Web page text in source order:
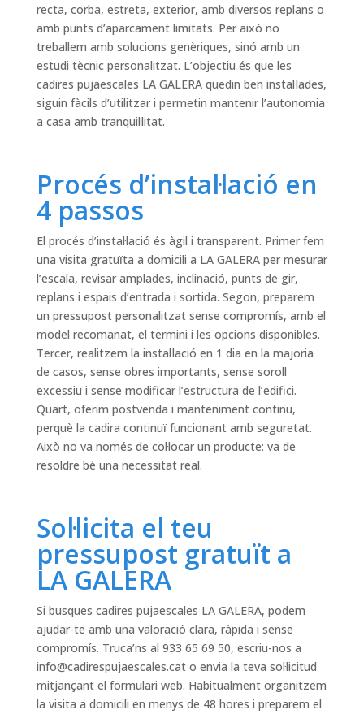
recta, corba, estreta, exterior, amb diversos replans o
amb punts d’aparcament limitats. Per això no
treballem amb solucions genèriques, sinó amb un
estudi tècnic personalitzat. L’objectiu és que les
cadires pujaescales LA GALERA quedin ben instal·lades,
siguin fàcils d’utilitzar i permetin mantenir l’autonomia
a casa amb tranquil·litat.
Procés d’instal·lació en
4 passos
El procés d’instal·lació és àgil i transparent. Primer fem
una visita gratuïta a domicili a LA GALERA per mesurar
l’escala, revisar amplades, inclinació, punts de gir,
replans i espais d’entrada i sortida. Segon, preparem
un pressupost personalitzat sense compromís, amb el
model recomanat, el termini i les opcions disponibles.
Tercer, realitzem la instal·lació en 1 dia en la majoria
de casos, sense obres importants, sense soroll
excessiu i sense modificar l’estructura de l’edifici.
Quart, oferim postvenda i manteniment continu,
perquè la cadira continuï funcionant amb seguretat.
Això no va només de col·locar un producte: va de
resoldre bé una necessitat real.
Sol·licita el teu
pressupost gratuït a
LA GALERA
Si busques cadires pujaescales LA GALERA, podem
ajudar-te amb una valoració clara, ràpida i sense
compromís. Truca’ns al 933 65 69 50, escriu-nos a
info@cadirespujaescales.cato envia la teva sol·licitud
mitjançant el formulari web. Habitualment organitzem
la visita a domicili en menys de 48 hores i preparem el